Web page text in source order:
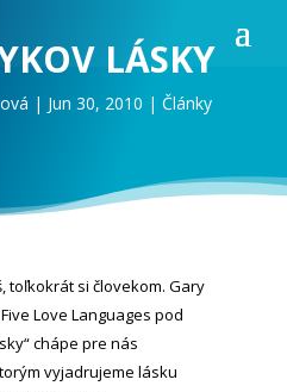
LÁSKY
| Jun 30, 2010 | Články
toľkokrát si človekom. Gary
Love Languages pod
chápe pre nás
vyjadrujeme lásku